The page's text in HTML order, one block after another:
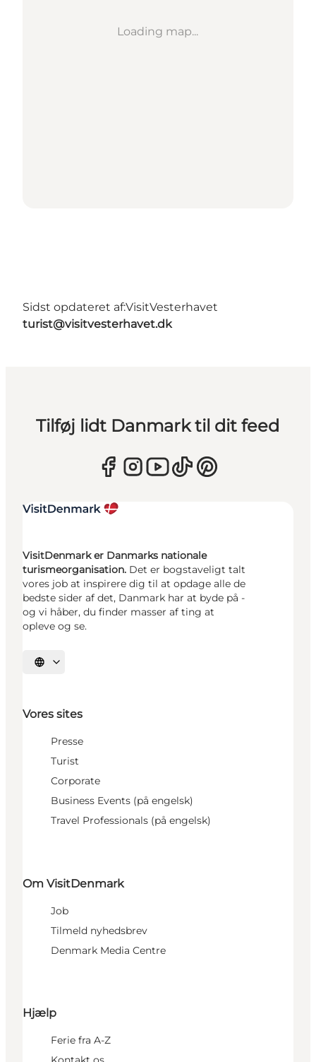
Loading map...
Sidst opdateret af:VisitVesterhavet
turist@visitvesterhavet.dk
Tilføj lidt Danmark til dit feed
VisitDenmark er Danmarks nationale
turismeorganisation. Det er bogstaveligt talt
vores job at inspirere dig til at opdage alle de
bedste sider af det, Danmark har at byde på -
og vi håber, du finder masser af ting at
opleve og se.
Vælg sprog
Vores sites
Presse
Turist
Corporate
Business Events (på engelsk)
Travel Professionals (på engelsk)
Om VisitDenmark
Job
Tilmeld nyhedsbrev
Denmark Media Centre
Hjælp
Ferie fra A-Z